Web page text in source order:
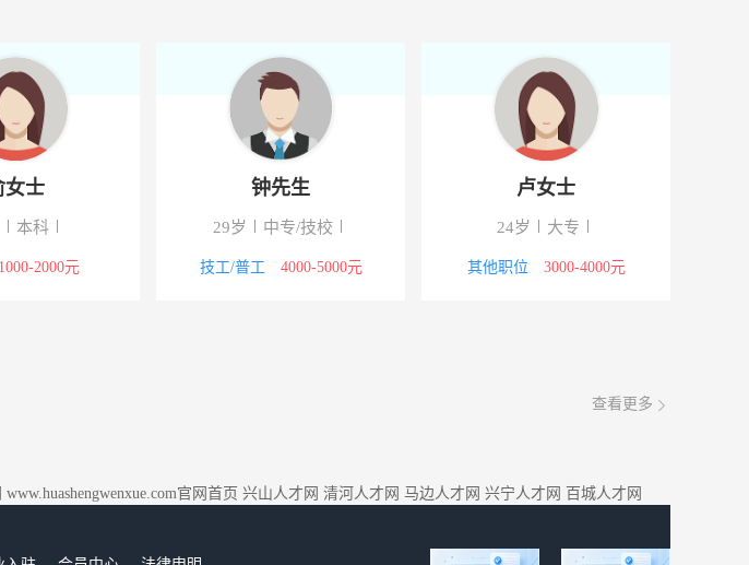
24岁
其他职位
26岁
文员 4000-5000元
35岁
文员 3000-4000元
查看更多
www.huashengwenxue.com官网首页 兴山人才网 清河人才网 马边人才网 兴宁人才网 百城人才网